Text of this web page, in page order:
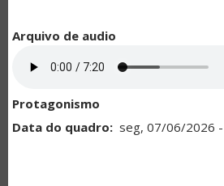
Arquivo de audio
Protagonismo
Data do quadro
seg, 07/06/2026